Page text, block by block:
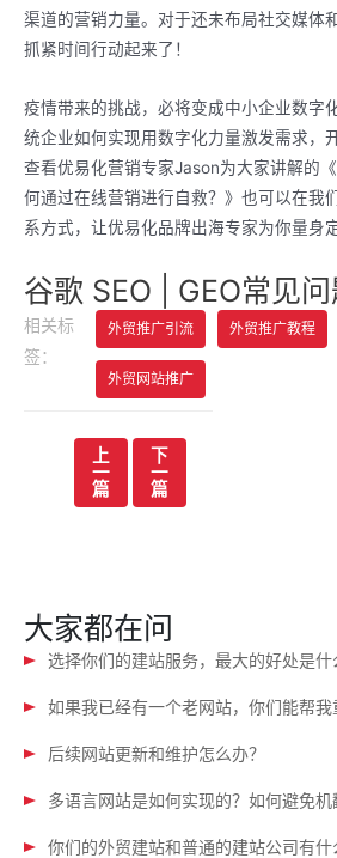
渠道的营销力量。对于还未布局社交媒体
抓紧时间行动起来了！
疫情带来的挑战，必将变成中小企业数字
统企业如何实现用数字化力量激发需求，
查看优易化营销专家Jason为大家讲解的
何通过在线营销进行自救？》也可以在我
系方式，让优易化品牌出海专家为你量身
谷歌 SEO | GEO常见
相关标
签：
外贸推广引流 外贸推广教程
外贸网站推广
上
一
篇
下
一
篇
大家都在问
选择你们的建站服务，最大的好处是什
如果我已经有一个老网站，你们能帮我
后续网站更新和维护怎么办？
多语言网站是如何实现的？如何避免机
你们的外贸建站和普通的建站公司有什